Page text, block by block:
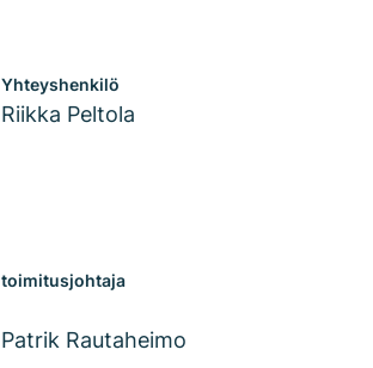
Yhteyshenkilö
Riikka Peltola
toimitusjohtaja
Patrik Rautaheimo